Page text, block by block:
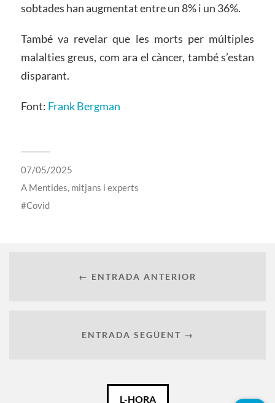
sobtades han augmentat entre un 8% i un 36%.
També va revelar que les morts per múltiples
malalties greus, com ara el càncer, també s’estan
disparant.
Font: Frank Bergman
07/05/2025
A Mentides, mitjans i experts
Covid
← ENTRADA ANTERIOR
ENTRADA SEGÜENT →
L-HORA